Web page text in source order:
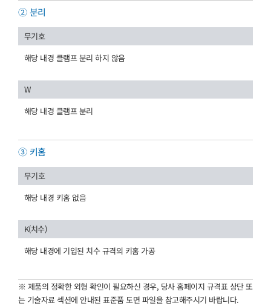
② 분리
무기호
해당 내경 클램프 분리 하지 않음
W
해당 내경 클램프 분리
③ 키홈
무기호
해당 내경 키홈 없음
K(치수)
해당 내경에 기입된 치수 규격의 키홈 가공
※ 제품의 정확한 외형 확인이 필요하신 경우, 당사 홈페이지 규격표 상단 또
는 기술자료 섹션에 안내된 표준품 도면 파일을 참고해주시기 바랍니다.